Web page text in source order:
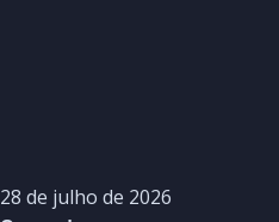
28 de julho de 2026